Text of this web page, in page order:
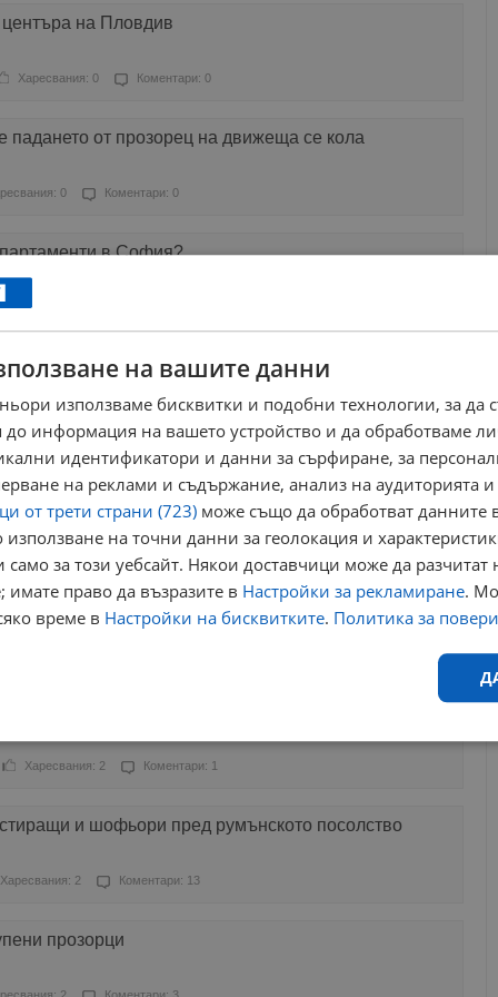
на Пловдив
Харесвания: 0 Коментари: 0
падането от прозорец на движеща се кола
0 Коментари: 0
в София?
Харесвания: 0
стъкла на алея на парка
Харесвания: 3
правят по-здрави
Харесвания: 1 Коментари: 0
е навсякъде!
Харесвания: 2 Коментари: 1
и шофьори пред румънското посолство
Харесвания: 2 Коментари: 13
прозорци
на вашите данни
използваме бисквитки и подобни технологии, за да
до информация на вашето устройство и да обработваме
идентификатори и данни за сърфиране, за
на реклами и съдържание, анализ на аудиторията
от трети страни (723) може също да обработват данните
на точни данни за геолокация и
за този уебсайт. Някои доставчици може да разчитат
имате право да възразите в Настройки за рекламиране.
време в Настройки на бисквитките. Политика за
Ефективност Таргетиране Функционалност